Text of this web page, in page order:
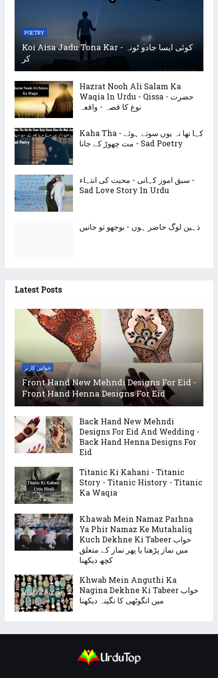
POETRY
Koi Aisa Jadu Tona Kar - کوئی ایسا جادو ٹونہ
کر
Hazrat Nooh Ali Salam Ka
Waqia In Urdu - Qissa - حضرت
نوع کا قصہ - واقعہ
Kaha Tha - کہا تھا نہ یوں سوتے ہوئے
مت چھوڑ کے جانا - Sad Poetry
سبق اموز کہانی - محبت کی انتہاء -
Sad Love Story In Urdu
ذہین لوگ حاضر ہوں - بوجھو تو جانیں
Latest Posts
خواتین کارنر
Front Hand New Mehndi Designs For Eid -
Front Hand Henna Designs For Eid
Back Hand New Mehndi
Designs For Eid And Wedding -
Back Hand Henna Designs For
Eid
Titanic Ki Kahani - Titanic
Story - Titanic History - Titanic
Ka Waqia
Khawab Mein Namaz Parhna
Ya Phir Namaz Ke Mutahaliq
Kuch Dekhne Ki Tabeer خواب
میں نماز پڑھنا یا پھر نماز کے متعلق
کچھ دیکھنا
Khwab Mein Anguthi Ka
Nagina Dekhne Ki Tabeer خواب
میں انگوٹھی کا نگینہ دیکھنا